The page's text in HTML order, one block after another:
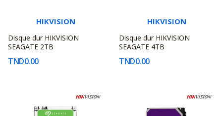
HIKVISION
Disque dur HIKVISION
SEAGATE 2TB
TND0.00
HIKVISION
Disque dur HIKVISION
SEAGATE 4TB
TND0.00